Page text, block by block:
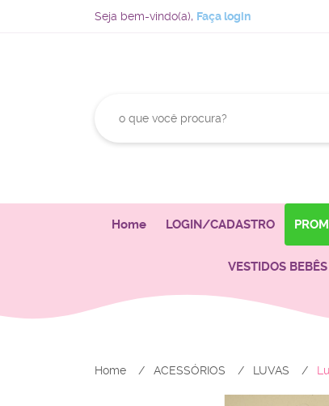
Seja bem-vindo(a), Faça login
Home LOGIN/CADASTRO
VESTIDOS BEBÊS
Home ACESSÓRIOS LUVAS